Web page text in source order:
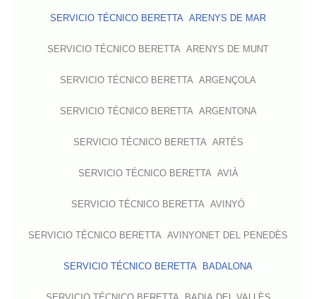
SERVICIO TÉCNICO BERETTA ARENYS DE MAR
SERVICIO TÉCNICO BERETTA ARENYS DE MUNT
SERVICIO TÉCNICO BERETTA ARGENÇOLA
SERVICIO TÉCNICO BERETTA ARGENTONA
SERVICIO TÉCNICO BERETTA ARTÉS
SERVICIO TÉCNICO BERETTA AVIÀ
SERVICIO TÉCNICO BERETTA AVINYÓ
SERVICIO TÉCNICO BERETTA AVINYONET DEL PENEDÈS
SERVICIO TÉCNICO BERETTA BADALONA